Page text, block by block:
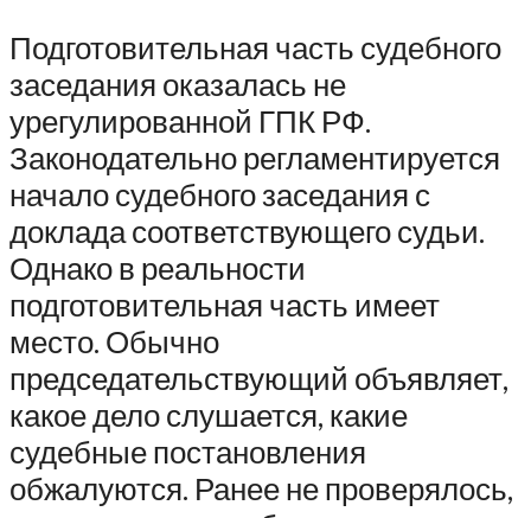
Подготовительная часть судебного
заседания оказалась не
урегулированной ГПК РФ.
Законодательно регламентируется
начало судебного заседания с
доклада соответствующего судьи.
Однако в реальности
подготовительная часть имеет
место. Обычно
председательствующий объявляет,
какое дело слушается, какие
судебные постановления
обжалуются. Ранее не проверялось,